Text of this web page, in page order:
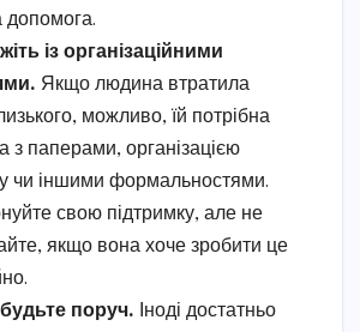
допомога.
із організаційними
Якщо людина втратила
можливо, їй потрібна
з паперами, організацією
чи іншими формальностями.
свою підтримку, але не
якщо вона хоче зробити це
поруч. Іноді достатньо